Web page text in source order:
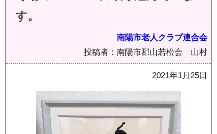
す。
南陽市老人クラブ連合会
投稿者：南陽市郡山若松会 山村
2021年1月25日